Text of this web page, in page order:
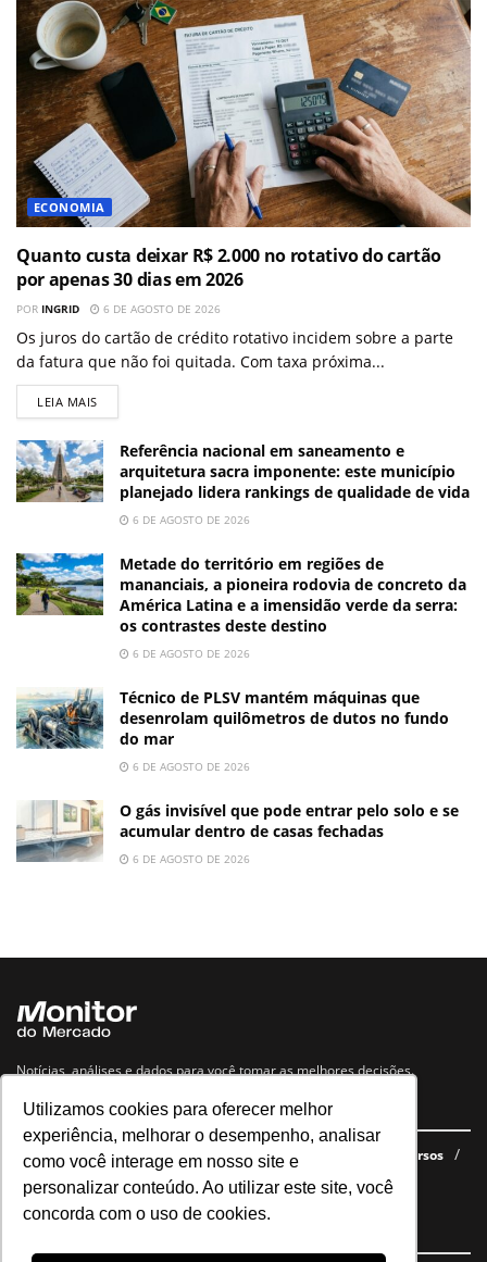
Utilizamos cookies para oferecer melhor
experiência, melhorar o desempenho, analisar
como você interage em nosso site e
personalizar conteúdo. Ao utilizar este site, você
concorda com o uso de cookies.
ECONOMIA
Quanto custa deixar R$ 2.000 no rotativo do cartão
por apenas 30 dias em 2026
POR INGRID 6 DE AGOSTO DE 2026
Os juros do cartão de crédito rotativo incidem sobre a parte
da fatura que não foi quitada. Com taxa próxima...
LEIA MAIS
Referência nacional em saneamento e
arquitetura sacra imponente: este município
planejado lidera rankings de qualidade de vida
6 DE AGOSTO DE 2026
Metade do território em regiões de
mananciais, a pioneira rodovia de concreto da
América Latina e a imensidão verde da serra:
os contrastes deste destino
6 DE AGOSTO DE 2026
Técnico de PLSV mantém máquinas que
desenrolam quilômetros de dutos no fundo
do mar
6 DE AGOSTO DE 2026
O gás invisível que pode entrar pelo solo e se
acumular dentro de casas fechadas
6 DE AGOSTO DE 2026
Notícias, análises e dados para você tomar as melhores decisões.
Navegue no site
Últimas notícias Quem somos E-books gratuitos
Cursos
Política de privacidade